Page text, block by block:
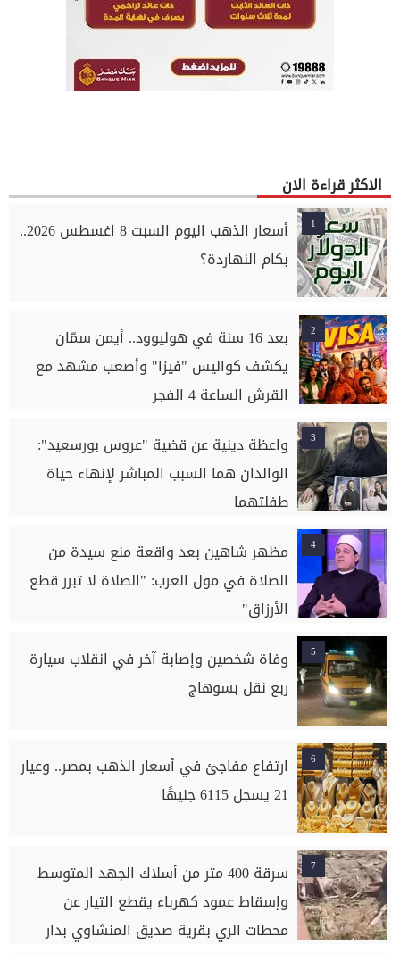
الاكثر قراءة الان
1
أسعار الذهب اليوم السبت 8 اغسطس 2026..
بكام النهاردة؟
2
بعد 16 سنة في هوليوود.. أيمن سمّان
يكشف كواليس "فيزا" وأصعب مشهد مع
القرش الساعة 4 الفجر
3
واعظة دينية عن قضية "عروس بورسعيد":
الوالدان هما السبب المباشر لإنهاء حياة
طفلتهما
4
مظهر شاهين بعد واقعة منع سيدة من
الصلاة في مول العرب: "الصلاة لا تبرر قطع
الأرزاق"
5
وفاة شخصين وإصابة آخر في انقلاب سيارة
ربع نقل بسوهاج
6
ارتفاع مفاجئ في أسعار الذهب بمصر.. وعيار
21 يسجل 6115 جنيهًا
7
سرقة 400 متر من أسلاك الجهد المتوسط
وإسقاط عمود كهرباء يقطع التيار عن
محطات الري بقرية صديق المنشاوي بدار